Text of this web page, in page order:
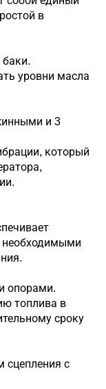
в
уровни масла
и 3
который
необходимыми
опорами.
топлива в
сроку
сцепления с